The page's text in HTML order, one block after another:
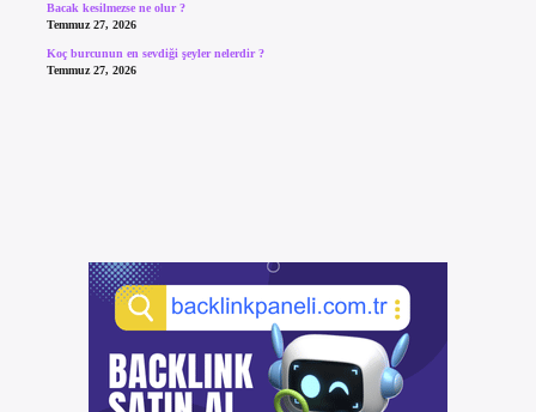
Bacak kesilmezse ne olur ?
Temmuz 27, 2026
Koç burcunun en sevdiği şeyler nelerdir ?
Temmuz 27, 2026